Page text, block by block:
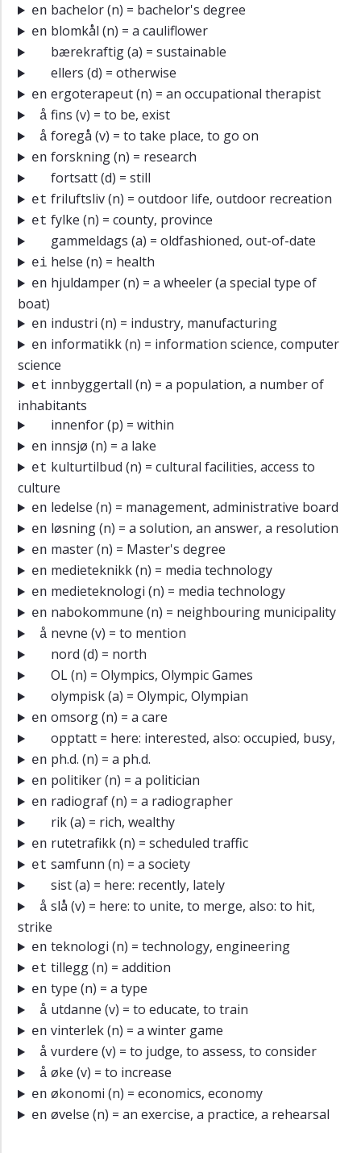
en bachelor(n) = bachelor's degree
en blomkål (n) = a cauliflower
bærekraftig(a) = sustainable
ellers (d) = otherwise
en ergoterapeut(n) = an occupational therapist
å fins (v) = to be, exist
å foregå (v) = to take place, to go on
en forskning(n) = research
fortsatt(d) = still
et friluftsliv(n) = outdoor life, outdoor recreation
et fylke (n) = county, province
gammeldags (a) = oldfashioned, out-of-date
ei helse (n) = health
en hjuldamper(n) = a wheeler (a special type of
boat)
en industri (n) = industry, manufacturing
en informatikk(n) = information science, computer
science
et innbyggertall (n) = a population, a number of
inhabitants
innenfor(p) = within
en innsjø (n) = a lake
et kulturtilbud (n) = cultural facilities, access to
culture
en ledelse (n) = management, administrative board
en løsning(n) = a solution, an answer, a resolution
en master(n) = Master's degree
en medieteknikk(n) = media technology
en medieteknologi (n) = media technology
en nabokommune (n) = neighbouring municipality
å nevne (v) = to mention
nord (d) = north
OL(n) = Olympics, Olympic Games
olympisk(a) = Olympic, Olympian
en omsorg(n) = a care
opptatt= here: interested, also: occupied, busy,
en ph.d. (n) = a ph.d.
en politiker(n) = a politician
en radiograf(n) = a radiographer
rik(a) = rich, wealthy
en rutetrafikk(n) = scheduled traffic
et samfunn (n) = a society
sist(a) = here: recently, lately
å slå (v) = here: to unite, to merge, also: to hit,
strike
en teknologi (n) = technology, engineering
et tillegg(n) = addition
en type (n) = a type
å utdanne (v) = to educate, to train
en vinterlek(n) = a winter game
å vurdere (v) = to judge, to assess, to consider
å øke (v) = to increase
en økonomi (n) = economics, economy
en øvelse (n) = an exercise, a practice, a rehearsal